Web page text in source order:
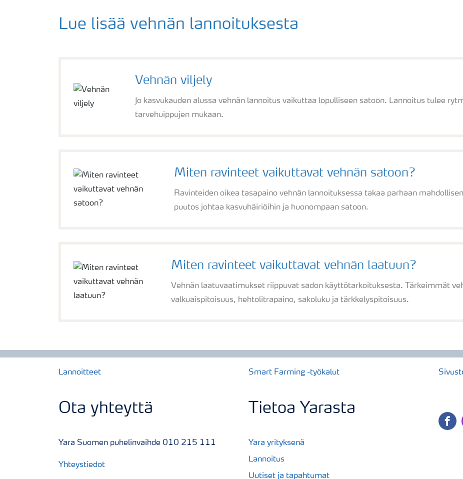
Lue lisää vehnän lannoituksesta
Vehnän viljely
Jo kasvukauden alussa vehnän lannoitus vaikuttaa lopulliseen satoon. Lannoitus tulee
tarvehuippujen mukaan.
Miten ravinteet vaikuttavat vehnän satoon?
Ravinteiden oikea tasapaino vehnän lannoituksessa takaa parhaan
puutos johtaa kasvuhäiriöihin ja huonompaan satoon.
Miten ravinteet vaikuttavat vehnän laatuun?
Vehnän laatuvaatimukset riippuvat sadon käyttötarkoituksesta. Tärkeimmät
valkuaispitoisuus, hehtolitrapaino, sakoluku ja tärkkelyspitoisuus.
Lannoitteet Smart Farming -työkalut
Ota yhteyttä
Yara Suomen puhelinvaihde 010 215 111
Yhteystiedot
Tietoa Yarasta
Yara yrityksenä
Lannoitus
Uutiset ja tapahtumat